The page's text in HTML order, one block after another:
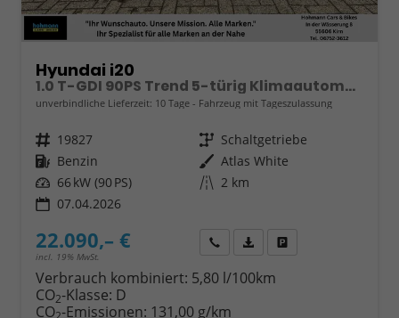
Hyundai i20
1.0 T-GDI 90PS Trend 5-türig Klimaautomatik Sitzheizung Lenkradheizung Rückf.Kamera PDC Apple CarPlay Android Auto Tempomat Touchscreen 16"LM
unverbindliche Lieferzeit: 10 Tage Fahrzeug mit Tageszulassung
Fahrzeugnr. 19827 Getriebe Schaltgetriebe
Kraftstoff Benzin Außenfarbe Atlas White
Leistung 66 kW (90 PS) Kilometerstand 2 km
07.04.2026
22.090,– €
incl. 19% MwSt.
Wir rufen Sie anFahrzeugexposé (PDF)
Verbrauch kombiniert: 5,80 l/100km
CO2-Klasse: D
CO -Emissionen: 131,00 g/km